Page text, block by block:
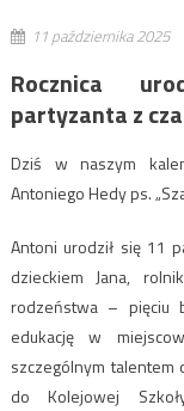
11 października 2025
Rocznica
partyzanta z
Dziś w naszym
Antoniego Hedy ps.
Antoni urodził się 11
dzieckiem Jana,
rodzeństwa – pięciu
edukację w
szczególnym talentem
do Kolejowej